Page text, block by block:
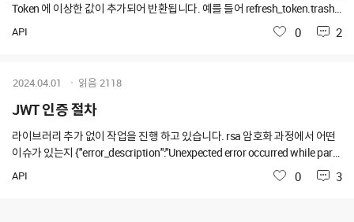
Token 에 이상한 값이 추가되어 반환됩니다. 예를 들어 refresh_token.trash_
data 와 같이 . 뒤에 이상한 값이 같이 반환됩니다. 때문에 refresh_token 을 사
용해서 access token 을 다시 발급 할 때는, 저 값을 그대로 사용하면 에러가
하는데, 문서에는 해당 내용이 없네요. 뒤에 같이 반환되는 값은 어떤 값이고,
왜 반환을 하는건가요?
API 좋아요
0 2
JWT 인증 절차
라이브러리 추가 없이 작업을 진행 하고 있습니다. rsa 암호화 과정에서 어떤
이슈가 있는지 {"error_description":"Unexpected error occurred while parsi
ng jwt.","error":"server_error","error_uri":"See document on https://develop
ers.worksmobile.com/docs/auth-jwt"} 이라는 이슈가 발생하고 있습니다.
API
2024.04.01 읽음 2118
좋아요
0 3